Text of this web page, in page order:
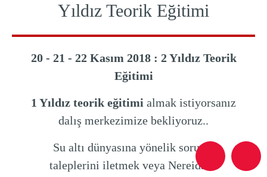
Yıldız Teorik Eğitimi
20 - 21 - 22 Kasım 2018 : 2 Yıldız Teorik
Eğitimi
1 Yıldız teorik eğitimi almak istiyorsanız
dalış merkezimize bekliyoruz..
Su altı dünyasına yönelik soru ve
taleplerini iletmek veya Nereids'in